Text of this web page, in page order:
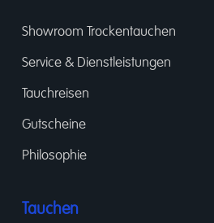
Showroom Trockentauchen
Service & Dienstleistungen
Tauchreisen
Gutscheine
Philosophie
Tauchen